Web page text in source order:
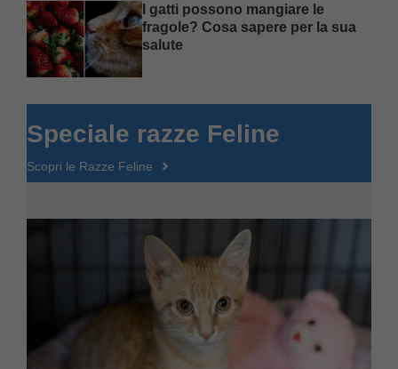
I gatti possono mangiare le
fragole? Cosa sapere per la sua
salute
Speciale razze Feline
Scopri le Razze Feline